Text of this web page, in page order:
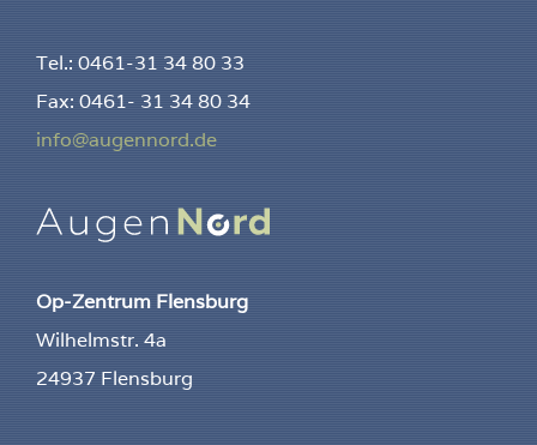
Tel.: 0461-31 34 80 33
Fax: 0461- 31 34 80 34
info@augennord.de
Op-Zentrum Flensburg
Wilhelmstr. 4a
24937 Flensburg